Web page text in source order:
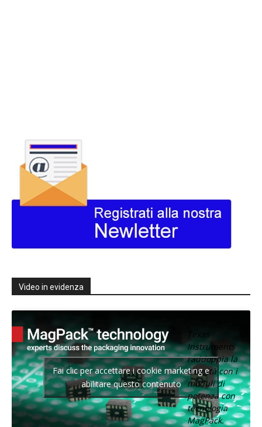
Video in evidenza
Texas
Instruments
raddoppia la
densità con i
moduli di
potenza con
tecnologia
MagPack.
Fai clic per accettare i cookie marketing e
abilitare questo contenuto